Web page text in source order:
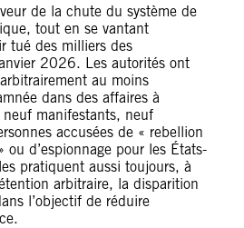
de la chute du système de
tout en se vantant
tué des milliers des
2026. Les autorités ont
au moins
dans des affaires à
manifestants, neuf
accusées de « rebellion
ou d’espionnage pour les États-
pratiquent aussi toujours, à
arbitraire, la disparition
l’objectif de réduire